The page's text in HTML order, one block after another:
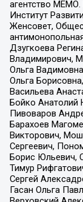
агентство МЕМО.
Институт
Женсовет,
Дзугкоева
Владимирович,
Ольга
Ольга
Васильева
Бойко Анатолий
Пивоваров
Барахоев
Викторович,
Сергеевич,
Борис Юльевич,
Тимур
Сергей
Гасан Ольга